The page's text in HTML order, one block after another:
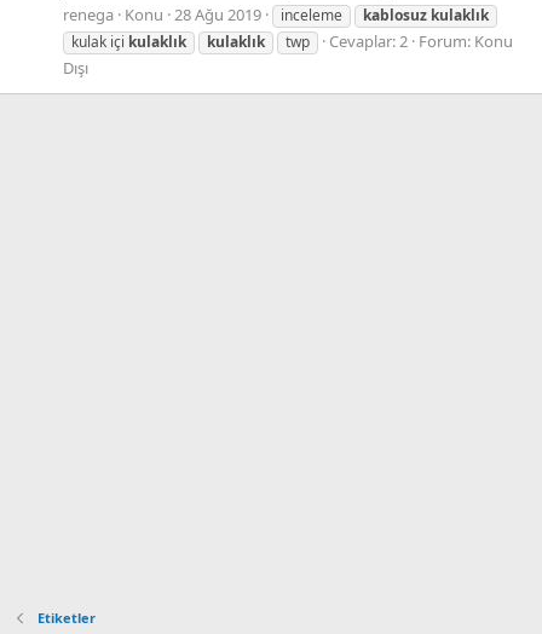
renega Konu 28 Ağu 2019 inceleme kablosuz kulaklık
kulak içi kulaklık kulaklık twp Cevaplar: 2 Forum: Konu
Dışı
Etiketler